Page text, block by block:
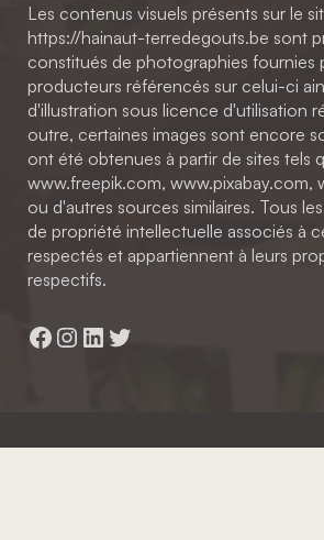
Les contenus visuels présents sur le
https://hainaut-terredegouts.be sont
constitués de photographies fournies
producteurs référencés sur celui-ci
d'illustration sous licence d'utilisation
outre, certaines images sont encore
ont été obtenues à partir de sites tels
www.freepik.com, www.pixabay.com,
ou d'autres sources similaires. Tous
de propriété intellectuelle associés à
respectés et appartiennent à leurs
respectifs.
Facebook
Instagram
LinkedIn
Twitter